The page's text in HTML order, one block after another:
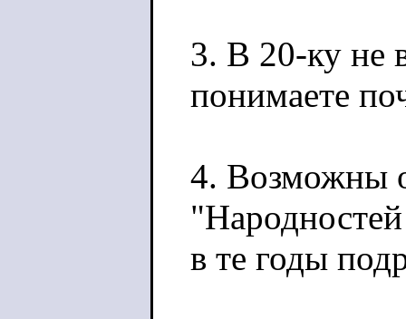
3. В 20-ку не
понимаете
4. Возможны
в те годы